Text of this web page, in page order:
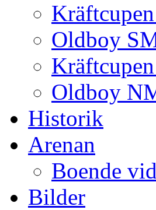
Oldboy
Oldboy
Historik
Arenan
Boende
Bilder